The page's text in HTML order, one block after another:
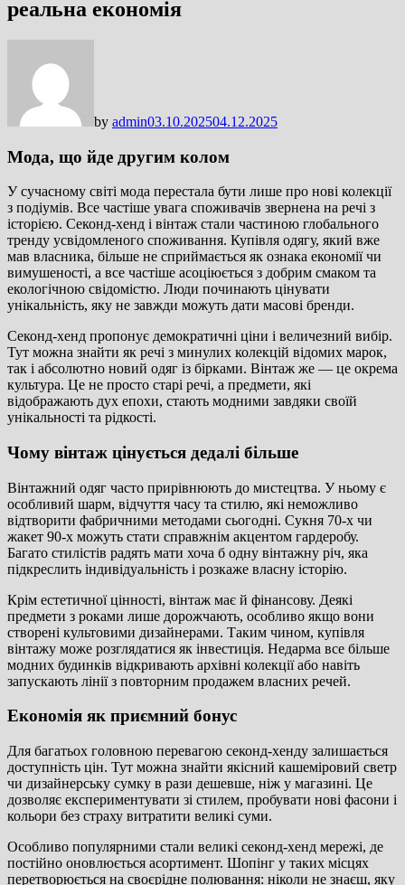
реальна економія
by admin03.10.202504.12.2025
Мода, що йде другим колом
У сучасному світі мода перестала бути лише про нові колекції
з подіумів. Все частіше увага споживачів звернена на речі з
історією. Секонд-хенд і вінтаж стали частиною глобального
тренду усвідомленого споживання. Купівля одягу, який вже
мав власника, більше не сприймається як ознака економії чи
вимушеності, а все частіше асоціюється з добрим смаком та
екологічною свідомістю. Люди починають цінувати
унікальність, яку не завжди можуть дати масові бренди.
Секонд-хенд пропонує демократичні ціни і величезний вибір.
Тут можна знайти як речі з минулих колекцій відомих марок,
так і абсолютно новий одяг із бірками. Вінтаж же — це окрема
культура. Це не просто старі речі, а предмети, які
відображають дух епохи, стають модними завдяки своїй
унікальності та рідкості.
Чому вінтаж цінується дедалі більше
Вінтажний одяг часто прирівнюють до мистецтва. У ньому є
особливий шарм, відчуття часу та стилю, які неможливо
відтворити фабричними методами сьогодні. Сукня 70-х чи
жакет 90-х можуть стати справжнім акцентом гардеробу.
Багато стилістів радять мати хоча б одну вінтажну річ, яка
підкреслить індивідуальність і розкаже власну історію.
Крім естетичної цінності, вінтаж має й фінансову. Деякі
предмети з роками лише дорожчають, особливо якщо вони
створені культовими дизайнерами. Таким чином, купівля
вінтажу може розглядатися як інвестиція. Недарма все більше
модних будинків відкривають архівні колекції або навіть
запускають лінії з повторним продажем власних речей.
Економія як приємний бонус
Для багатьох головною перевагою секонд-хенду залишається
доступність цін. Тут можна знайти якісний кашеміровий светр
чи дизайнерську сумку в рази дешевше, ніж у магазині. Це
дозволяє експериментувати зі стилем, пробувати нові фасони і
кольори без страху витратити великі суми.
Особливо популярними стали великі секонд-хенд мережі, де
постійно оновлюється асортимент. Шопінг у таких місцях
перетворюється на своєрідне полювання: ніколи не знаєш, яку